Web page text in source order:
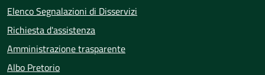
Elenco Segnalazioni di Disservizi
Richiesta d'assistenza
Amministrazione trasparente
Albo Pretorio